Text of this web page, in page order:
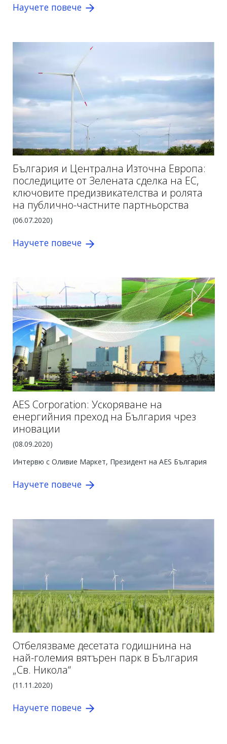
Научете повече
България и Централна Източна Европа:
последиците от Зелената сделка на ЕС,
ключовите предизвикателства и ролята
на публично-частните партньорства
(06.07.2020)
Научете повече
AES Corporation: Ускоряване на
енергийния преход на България чрез
иновации
(08.09.2020)
Интервю с Оливие Маркет, Президент на AES България
Научете повече
Отбелязваме десетата годишнина на
най-големия вятърен парк в България
„Св. Никола“
(11.11.2020)
Научете повече